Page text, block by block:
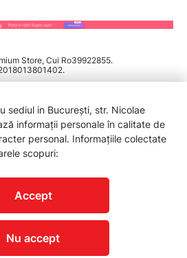
Store, Cui Ro39922855.
sediul in București, str. Nicolae
informații personale în calitate de
personal. Informațiile colectate
scopuri:
Accept
Nu accept